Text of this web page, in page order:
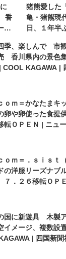
に
香
|
サ
猪熊愛した
亀・猪熊現
日、１年半
聞社が提供
報サイト
季、楽しんで 市
香川県内の景色
COOL KAGAWA |
ｏｍ＝かなたま
卵や卵使った食
転ＯＰＥＮ | ニュ
ｏｍ＝．ｓｉｓｔ
の洋服リーズナ
．２６移転ＯＰ
国に新遊具 木製
メージ、複数設
| 四国新聞